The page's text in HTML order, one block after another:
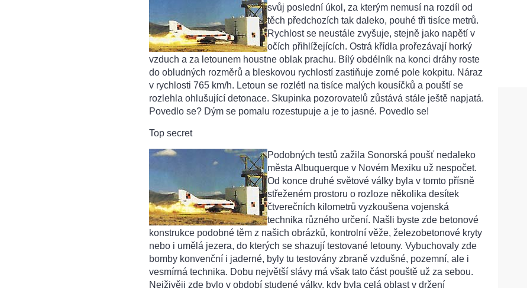
svůj poslední úkol, za kterým nemusí na rozdíl od
těch předchozích tak daleko, pouhé tři tisíce metrů.
Rychlost se neustále zvyšuje, stejně jako napětí v
očích přihlížejících. Ostrá křídla prořezávají horký
vzduch a za letounem houstne oblak prachu. Bílý obdélník na konci dráhy roste
do obludných rozměrů a bleskovou rychlostí zastiňuje zorné pole kokpitu. Náraz
v rychlosti 765 km/h. Letoun se rozlétl na tisíce malých kousíčků a pouští se
rozlehla ohlušující detonace. Skupinka pozorovatelů zůstává stále ještě napjatá.
Povedlo se? Dým se pomalu rozestupuje a je to jasné. Povedlo se!
Top secret
Podobných testů zažila Sonorská poušť nedaleko
města Albuquerque v Novém Mexiku už nespočet.
Od konce druhé světové války byla v tomto přísně
střeženém prostoru o rozloze několika desítek
čtverečních kilometrů vyzkoušena vojenská
technika různého určení. Našli byste zde betonové
konstrukce podobné těm z našich obrázků, kontrolní věže, železobetonové kryty
nebo i umělá jezera, do kterých se shazují testované letouny. Vybuchovaly zde
bomby konvenční i jaderné, byly tu testovány zbraně vzdušné, pozemní, ale i
vesmírná technika. Dobu největší slávy má však tato část pouště už za sebou.
Nejživěji zde bylo v období studené války, kdy byla celá oblast v držení